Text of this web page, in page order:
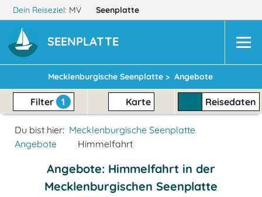
Dein Reiseziel: MV Seenplatte
SEENPLATTE
Mecklenburgische Seenplatte > Angebote
Filter 1 Karte Reisedaten
Du bist hier: Mecklenburgische Seenplatte
Angebote
Himmelfahrt
Angebote: Himmelfahrt in der
Mecklenburgischen Seenplatte